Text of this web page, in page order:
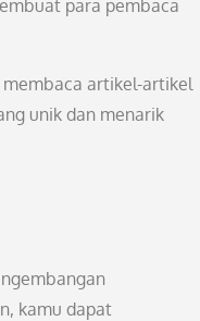
para pembaca
membaca artikel-artikel
unik dan menarik
kamu dapat